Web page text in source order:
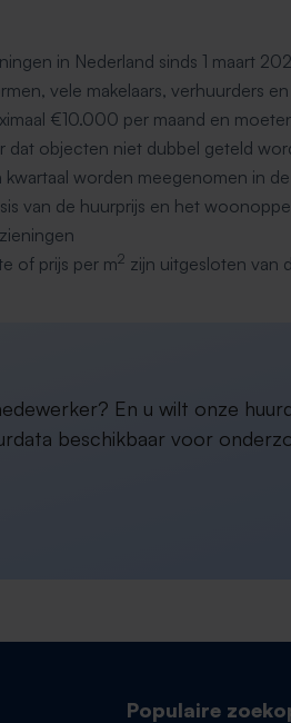
in Nederland sinds 1 maart
vele makelaars, verhuurders
€10.000 per maand en
objecten niet dubbel geteld
worden meegenomen in
van de huurprijs en het
of prijs per m2 zijn uitgesloten van
En u wilt onze
beschikbaar voor
Populaire